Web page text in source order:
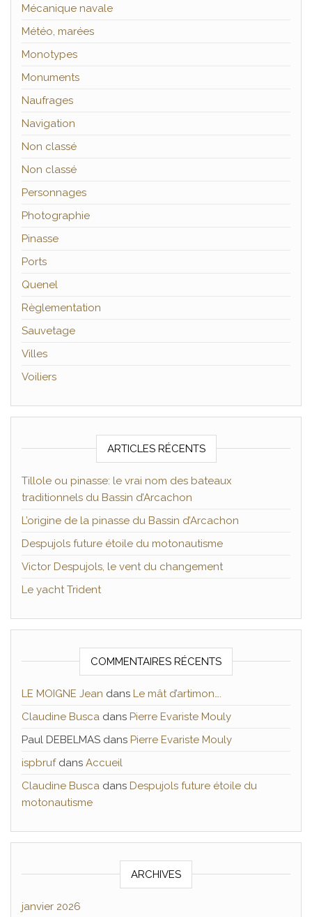
Mécanique navale
Météo, marées
Monotypes
Monuments
Naufrages
Navigation
Non classé
Non classé
Personnages
Photographie
Pinasse
Ports
Quenel
Règlementation
Sauvetage
Villes
Voiliers
ARTICLES RÉCENTS
Tillole ou pinasse: le vrai nom des bateaux
traditionnels du Bassin d’Arcachon
L’origine de la pinasse du Bassin d’Arcachon
Despujols future étoile du motonautisme
Victor Despujols, le vent du changement
Le yacht Trident
COMMENTAIRES RÉCENTS
LE MOIGNE Jean dans Le mât d’artimon….
Claudine Busca dans Pierre Evariste Mouly
Paul DEBELMAS dans Pierre Evariste Mouly
ispbrufdans Accueil
Claudine Busca dans Despujols future étoile du
motonautisme
ARCHIVES
janvier 2026